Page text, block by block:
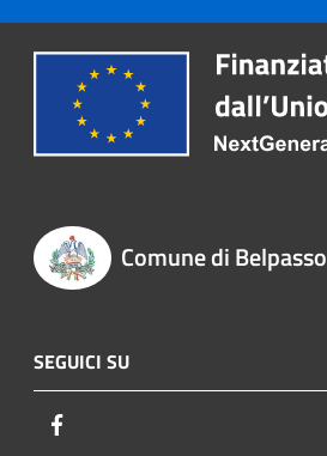
Comune di Belpasso
SEGUICI SU